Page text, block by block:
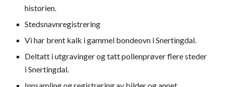
historien.
Stedsnavnregistrering
Vi har brent kalk i gammel bondeovn i Snertingdal.
Deltatt i utgravinger og tatt pollenprøver flere steder
i Snertingdal.